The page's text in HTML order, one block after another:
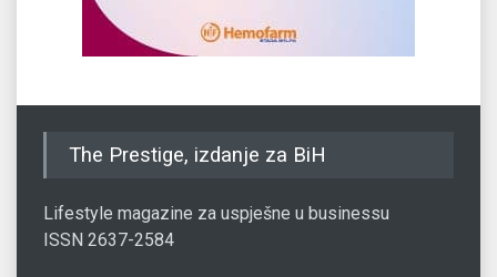
The Prestige, izdanje za BiH
Lifestyle magazine za uspješne u businessu
ISSN 2637-2584